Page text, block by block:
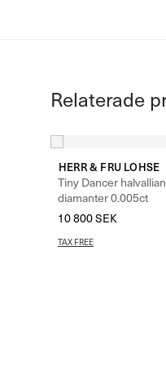
Relaterade
HERR & FRU LOHSE
Tiny Dancer
diamanter 0.005ct
10 800SEK
TAX FREE